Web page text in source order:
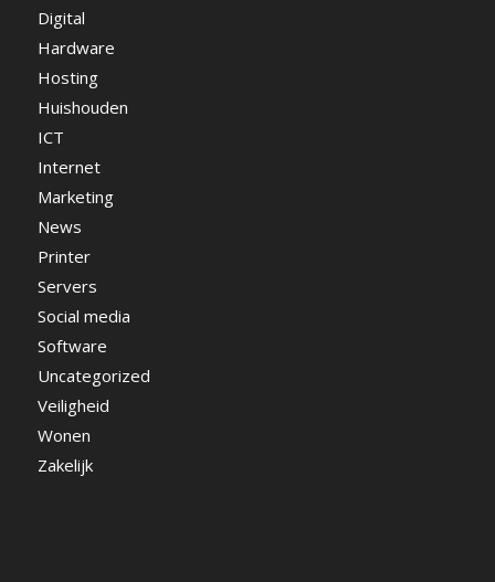
Digital
Hardware
Hosting
Huishouden
ICT
Internet
Marketing
News
Printer
Servers
Social media
Software
Uncategorized
Veiligheid
Wonen
Zakelijk